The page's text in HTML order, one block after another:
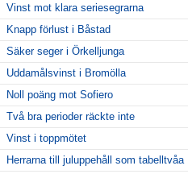
Vinst mot klara seriesegrarna
Knapp förlust i Båstad
Säker seger i Örkelljunga
Uddamålsvinst i Bromölla
Noll poäng mot Sofiero
Två bra perioder räckte inte
Vinst i toppmötet
Herrarna till juluppehåll som tabelltvåa